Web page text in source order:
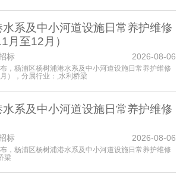
系及中小河道设施日常养护维修
月至12月）
标 2026-08-06
，杨浦区杨树浦港水系及中小河道设施日常养护维修
），分属行业：,水利桥梁
系及中小河道设施日常养护维修
标 2026-08-06
，杨浦区杨树浦港水系及中小河道设施日常养护维修
梁